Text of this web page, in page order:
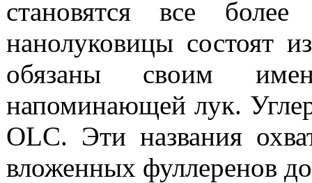
становятся все более
нанолуковицы состоят из
обязаны своим
напоминающей лук.
OLC. Эти названия
вложенных фуллеренов до